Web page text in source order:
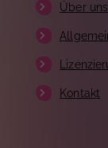
Über
Kontakt